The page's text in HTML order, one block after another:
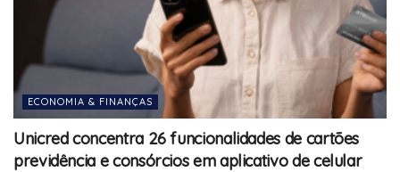
ECONOMIA & FINANÇAS
Unicred concentra 26 funcionalidades de cartões
previdência e consórcios em aplicativo de celular